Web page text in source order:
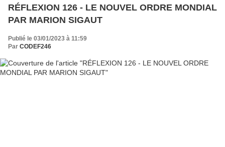
RÉFLEXION 126 - LE NOUVEL ORDRE MONDIAL
PAR MARION SIGAUT
Publié le 03/01/2023 à 11:59
Par CODEF246